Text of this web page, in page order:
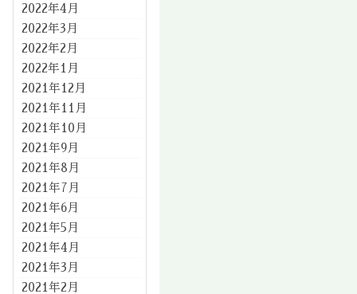
2022年4月
2022年3月
2022年2月
2022年1月
2021年12月
2021年11月
2021年10月
2021年9月
2021年8月
2021年7月
2021年6月
2021年5月
2021年4月
2021年3月
2021年2月